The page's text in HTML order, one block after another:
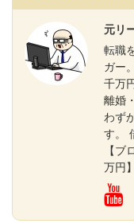
元リ
転職
ガー
千万
離婚
わず
す。
【
万円